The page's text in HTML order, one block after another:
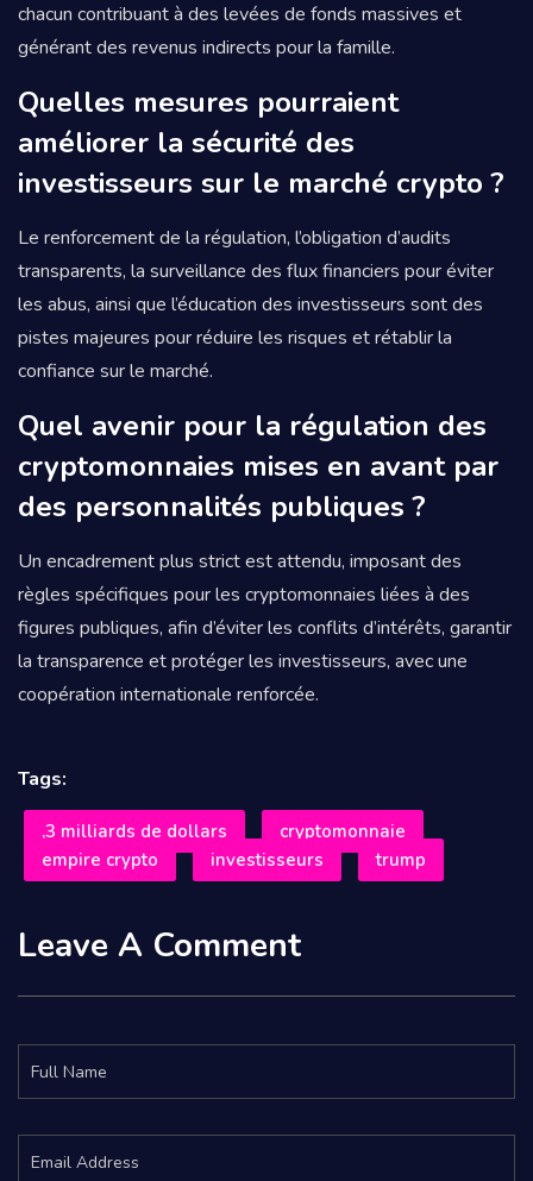
chacun contribuant à des levées de fonds massives et
générant des revenus indirects pour la famille.
Quelles mesures pourraient
améliorer la sécurité des
investisseurs sur le marché crypto ?
Le renforcement de la régulation, l’obligation d’audits
transparents, la surveillance des flux financiers pour éviter
les abus, ainsi que l’éducation des investisseurs sont des
pistes majeures pour réduire les risques et rétablir la
confiance sur le marché.
Quel avenir pour la régulation des
cryptomonnaies mises en avant par
des personnalités publiques ?
Un encadrement plus strict est attendu, imposant des
règles spécifiques pour les cryptomonnaies liées à des
figures publiques, afin d’éviter les conflits d’intérêts, garantir
la transparence et protéger les investisseurs, avec une
coopération internationale renforcée.
Tags:
,3 milliards de dollars
cryptomonnaie
empire crypto
investisseurs trump
Leave A Comment